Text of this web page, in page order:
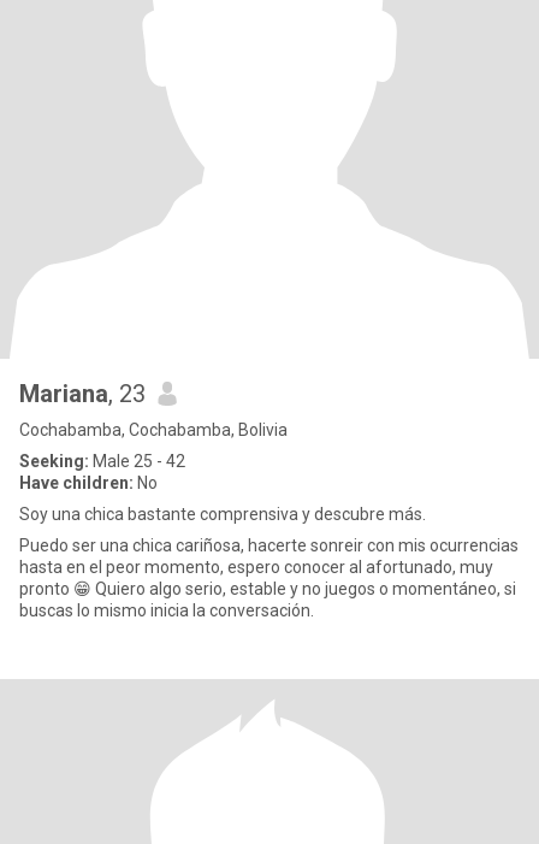
Mariana, 23
Cochabamba, Cochabamba, Bolivia
Seeking: Male 25 - 42
Have children: No
Soy una chica bastante comprensiva y descubre más.
Puedo ser una chica cariñosa, hacerte sonreir con mis ocurrencias
hasta en el peor momento, espero conocer al afortunado, muy
pronto 😁 Quiero algo serio, estable y no juegos o momentáneo, si
buscas lo mismo inicia la conversación.